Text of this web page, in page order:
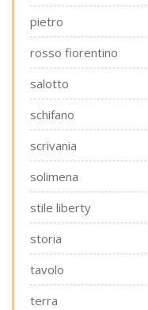
pietro
rosso fiorentino
salotto
schifano
scrivania
solimena
stile liberty
storia
tavolo
terra